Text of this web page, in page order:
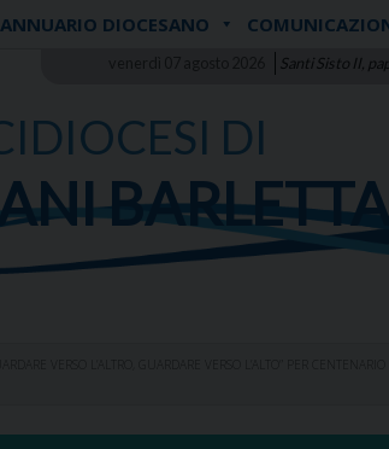
Santi Sisto II,
ANNUARIO DIOCESANO
DI